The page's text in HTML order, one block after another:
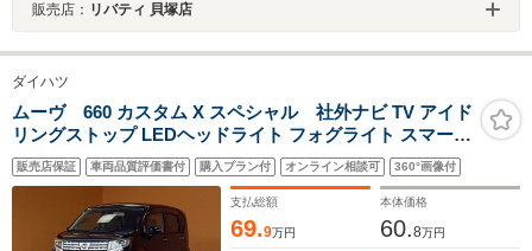
販売店： リバティ 貝塚店
ダイハツ
ムーヴ 660 カスタム X スペシャル 社外ナビ TV アイド
リングストップ LEDヘッドライト フォグライト スマート
キー プッシュスタート アイドリングストップ 社外アルミ
ホイール 電動格納ミラー オートエアコン
販売店保証 車両品質評価書付 購入プラン付 オンライン相談可 360°画像付
支払総額
69.9万円
本体価格
60.8万円